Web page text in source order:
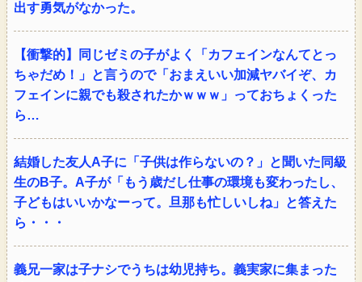
出す勇気がなかった。
【衝撃的】同じゼミの子がよく「カフェインなんてとっ
ちゃだめ！」と言うので「おまえいい加減ヤバイぞ、カ
フェインに親でも殺されたかｗｗｗ」っておちょくった
ら…
結婚した友人A子に「子供は作らないの？」と聞いた同級
生のB子。A子が「もう歳だし仕事の環境も変わったし、
子どもはいいかなーって。旦那も忙しいしね」と答えた
ら・・・
義兄一家は子ナシでうちは幼児持ち。義実家に集まった